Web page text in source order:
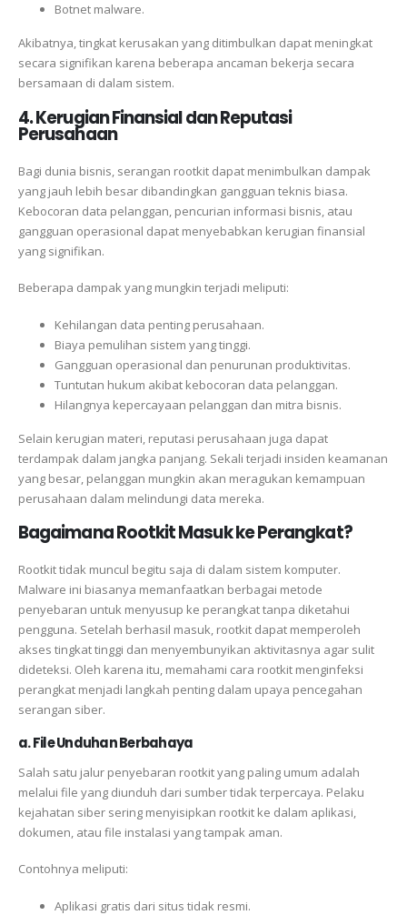
Botnet malware.
Akibatnya, tingkat kerusakan yang ditimbulkan dapat meningkat
secara signifikan karena beberapa ancaman bekerja secara
bersamaan di dalam sistem.
4. Kerugian Finansial dan Reputasi
Perusahaan
Bagi dunia bisnis, serangan rootkit dapat menimbulkan dampak
yang jauh lebih besar dibandingkan gangguan teknis biasa.
Kebocoran data pelanggan, pencurian informasi bisnis, atau
gangguan operasional dapat menyebabkan kerugian finansial
yang signifikan.
Beberapa dampak yang mungkin terjadi meliputi:
Kehilangan data penting perusahaan.
Biaya pemulihan sistem yang tinggi.
Gangguan operasional dan penurunan produktivitas.
Tuntutan hukum akibat kebocoran data pelanggan.
Hilangnya kepercayaan pelanggan dan mitra bisnis.
Selain kerugian materi, reputasi perusahaan juga dapat
terdampak dalam jangka panjang. Sekali terjadi insiden keamanan
yang besar, pelanggan mungkin akan meragukan kemampuan
perusahaan dalam melindungi data mereka.
Bagaimana Rootkit Masuk ke Perangkat?
Rootkit tidak muncul begitu saja di dalam sistem komputer.
Malware ini biasanya memanfaatkan berbagai metode
penyebaran untuk menyusup ke perangkat tanpa diketahui
pengguna. Setelah berhasil masuk, rootkit dapat memperoleh
akses tingkat tinggi dan menyembunyikan aktivitasnya agar sulit
dideteksi. Oleh karena itu, memahami cara rootkit menginfeksi
perangkat menjadi langkah penting dalam upaya pencegahan
serangan siber.
a. File Unduhan Berbahaya
Salah satu jalur penyebaran rootkit yang paling umum adalah
melalui file yang diunduh dari sumber tidak terpercaya. Pelaku
kejahatan siber sering menyisipkan rootkit ke dalam aplikasi,
dokumen, atau file instalasi yang tampak aman.
Contohnya meliputi:
Aplikasi gratis dari situs tidak resmi.